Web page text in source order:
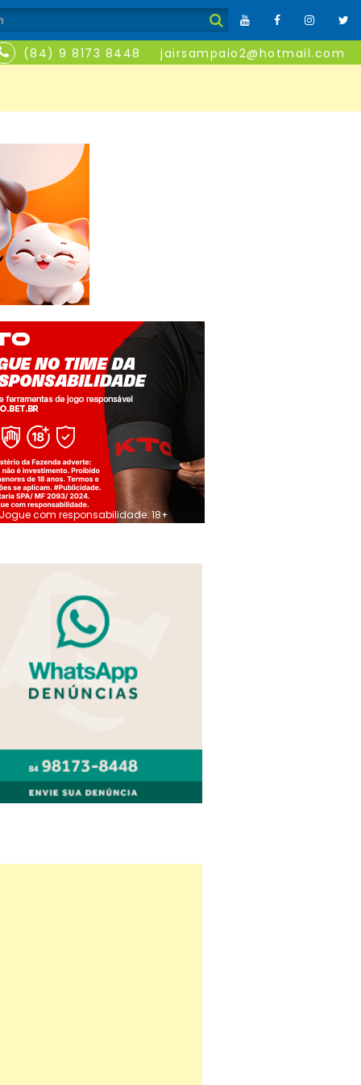
(84) 9 8173 8448 jairsampaio2@hotmail.com
Jogue com responsabilidade. 18+